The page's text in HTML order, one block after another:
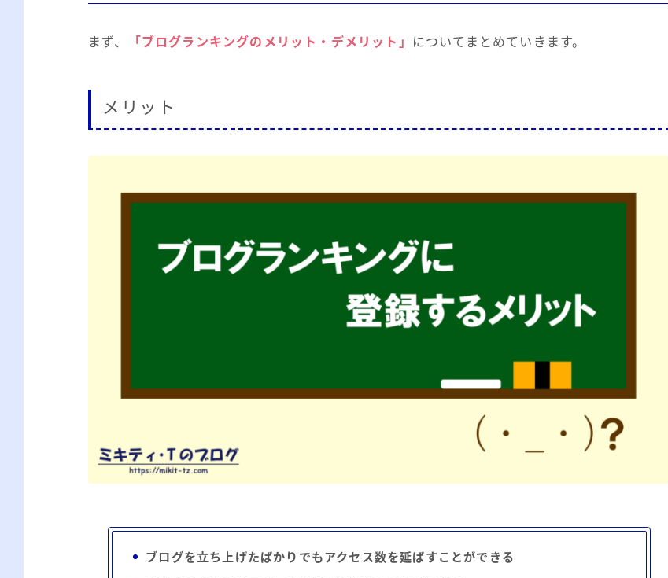
まず、 「ブログランキングのメリット・デメリット」 についてまとめていきます。
メリット
ブログを立ち上げたばかりでもアクセス数を延ばすことができる